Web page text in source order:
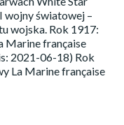
wojny światowej –
wojska. Rok 1917:
Marine française
2021-06-18) Rok
La Marine française